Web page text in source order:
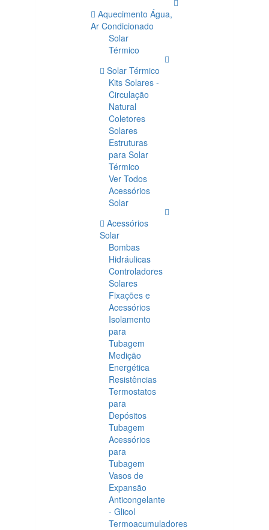
Aquecimento Água,
Ar Condicionado
Solar
Térmico
Solar Térmico
Kits Solares -
Circulação
Natural
Coletores
Solares
Estruturas
para Solar
Térmico
Ver Todos
Acessórios
Solar
Acessórios
Solar
Bombas
Hidráulicas
Controladores
Solares
Fixações e
Acessórios
Isolamento
para
Tubagem
Medição
Energética
Resistências
Termostatos
para
Depósitos
Tubagem
Acessórios
para
Tubagem
Vasos de
Expansão
Anticongelante
- Glicol
Termoacumuladores